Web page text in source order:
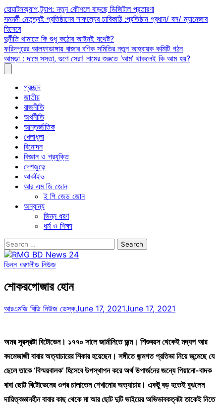
Skip
to
content
হোয়াটসঅ্যাপ ট্র্যাপ: নতুন কৌশলে বাড়ছে ডিজিটাল প্রতারণা
সমমর্মী নেতৃত্বই প্রতিষ্ঠানের সাফল্যের চাবিকাঠি :প্রতিষ্ঠান প্রধান/ বস/ ম্যানেজার
হিসেবে
দুর্নীতি থামাতে কি শুধু কঠোর আইনই যথেষ্ট?
ফরিদপুরের আলফাডাঙ্গায় বাজার বণিক সমিতির নতুন আহ্বায়ক কমিটি গঠন
আমড়া : দামে সস্তা, গুণে সেরা! নামের শুরুতে ‘আম’ থাকলেই কি আম হয়?
প্রচ্ছদ
জাতীয়
রাজনীতি
অর্থনীতি
আন্তর্জাতিক
খেলাধুলা
বিনোদন
বিজ্ঞান ও প্রযুক্তি
দেশজুড়ে
আর্কাইভ
আর এম জি জোন
ই পি জেড জোন
অন্যান্য
ভিন্ন ধরণ
ধর্ম ও শিক্ষা
Search
for:
ভিন্ন ধরণলীড নিউজ
শোকরগোজার হোন
আরএমজি বিডি নিউজ ডেস্কJune 17, 2021June 17, 2021
অমর সুরস্রষ্টা বিটোভেন। ১৭৭০ সালে জার্মানিতে জন্ম। শিশুবয়স থেকেই মদ্যপ আর
বদমেজাজী বাবার অত্যাচারের শিকার হয়েছেন। সঙ্গীতে জন্মগত প্রতিভা নিয়ে জন্মেছে যে
ছেলে তাকে ‘বিস্ময়বালক’ হিসেবে উপস্থাপন করে অর্থ উপার্জনের জন্যে পিয়ানো-বাদক
বাবা ছোট্ট বিটোভেনের ওপর চালাতেন শেখানোর অত্যাচার। একটু বড় হতেই বুঝলেন
দায়িত্বজ্ঞানহীন বাবার কাছ থেকে মা আর ছোট দুটি ভাইয়ের অভিভাবকত্বটা তাকেই নিতে